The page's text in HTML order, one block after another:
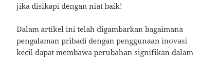
jika disikapi dengan niat baik!
Dalam artikel ini telah digambarkan bagaimana
pengalaman pribadi dengan penggunaan inovasi
kecil dapat membawa perubahan signifikan dalam